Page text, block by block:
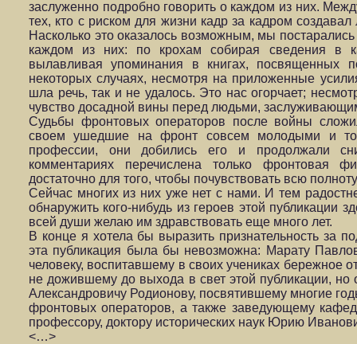
заслуженно подробно говорить о каждом из них.
тех, кто с риском для жизни кадр за кадром
Насколько это оказалось возможным, мы
каждом из них: по крохам собирая сведения в
вылавливая упоминания в книгах, посвященных
некоторых случаях, несмотря на приложенные
шла речь, так и не удалось. Это нас огорчает;
чувство досадной вины перед людьми,
Судьбы фронтовых операторов после войны
своем ушедшие на фронт совсем молодыми и
профессии, они добились его и продолжали
комментариях перечислена только фронтовая
достаточно для того, чтобы почувствовать всю
Сейчас многих из них уже нет с нами. И тем
обнаружить кого-нибудь из героев этой
всей души желаю им здравствовать еще много лет.
В конце я хотела бы выразить признательность за
эта публикация была бы невозможна: Марату
человеку, воспитавшему в своих учениках бережное
не дожившему до выхода в свет этой публикации,
Александровичу Родионову, посвятившему многие
фронтовых операторов, а также заведующему
профессору, доктору исторических наук Юрию
<…>